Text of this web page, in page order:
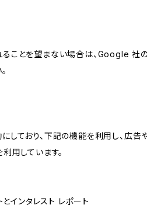
ことを望まない場合は、Google 社
ており、下記の機能を利用し、広告
しています。
ンタレスト レポート